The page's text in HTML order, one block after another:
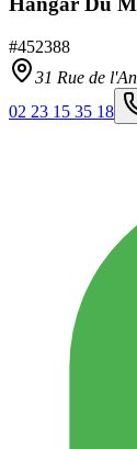
#452388
31 Rue de
02 23 15 35 18